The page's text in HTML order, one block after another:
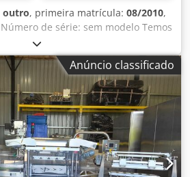
outro, primeira matrícula: 08/2010,
de série: sem modelo Temos
eixos. Por favor, entre em contato
procura. Crsdpfezrr Ihox Ad Rsf
Anúncio classificado